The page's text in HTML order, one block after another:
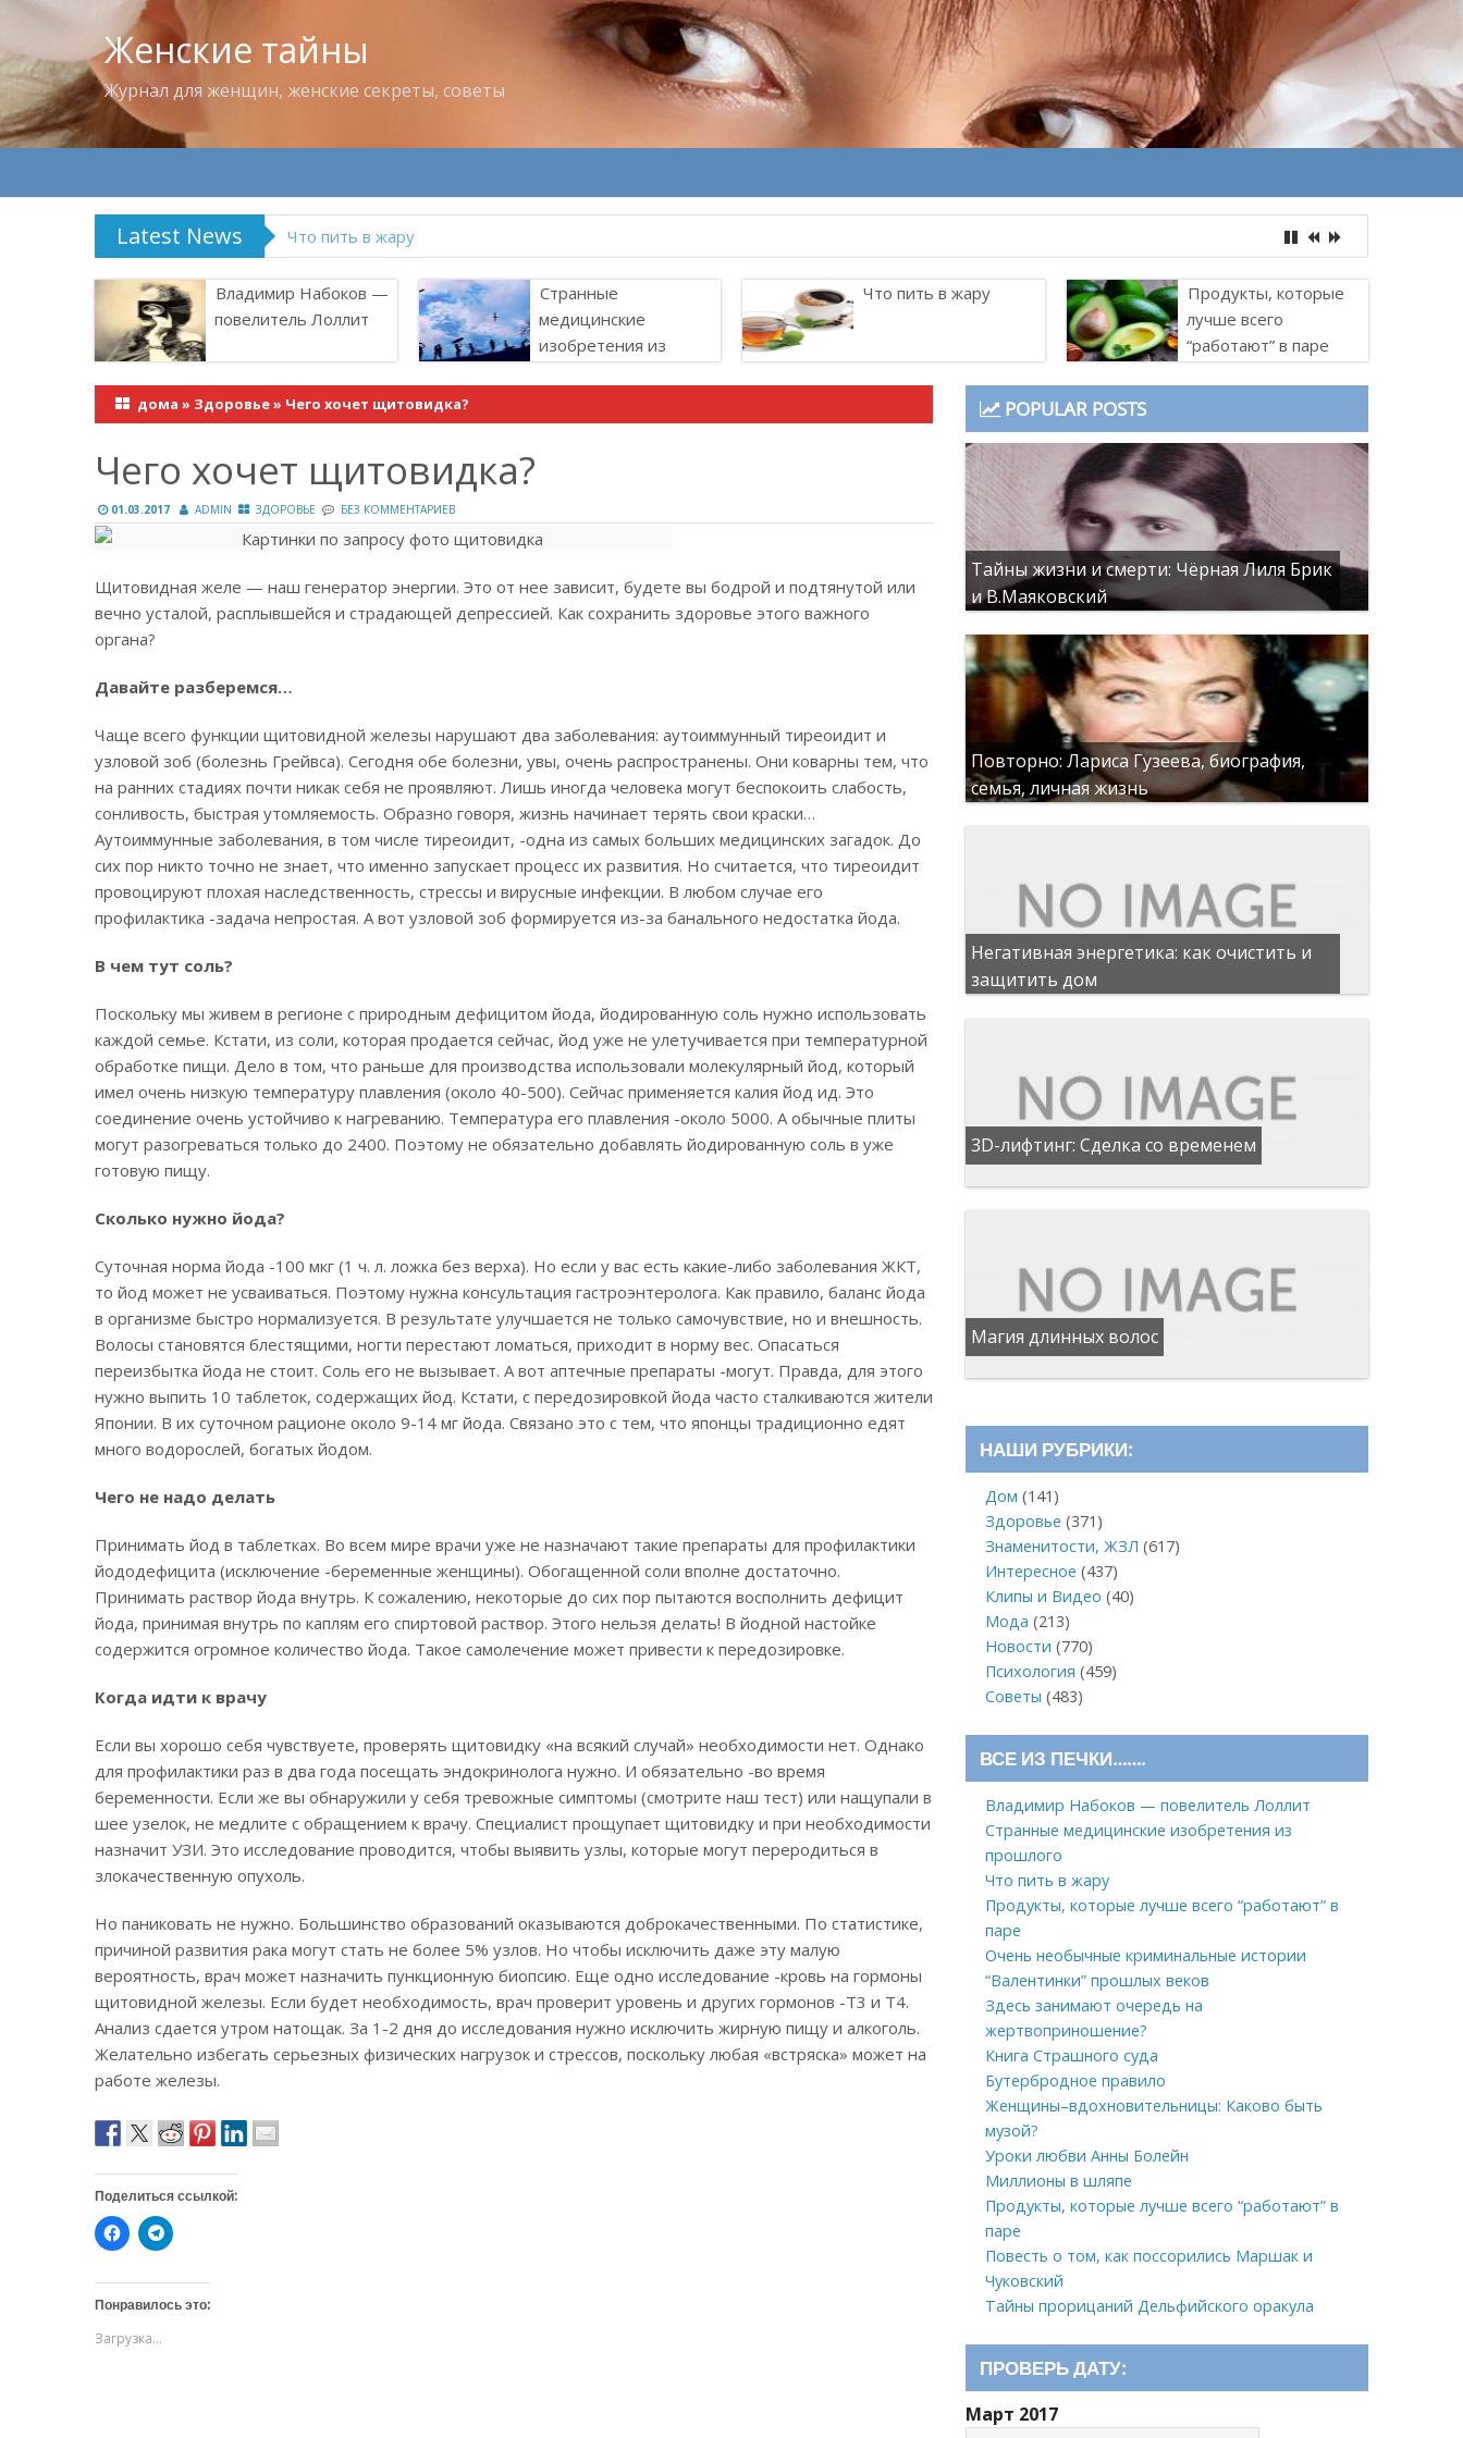
Женские тайны
Журнал для женщин, женские секреты, советы
Latest News Продукты, которые лучше всего “работают” в паре
Владимир Набоков —
повелитель Лоллит
Странные
медицинские
изобретения из
Что пить в жару
Продукты, которые
лучше всего
“работают” в паре
дома » Здоровье» Чего хочет щитовидка?
Чего хочет щитовидка?
01.03.2017 ADMIN ЗДОРОВЬЕ БЕЗ КОММЕНТАРИЕВ
Щитовидная желе — наш генератор энергии. Это от нее зависит, будете вы бодрой и подтянутой или
вечно усталой, расплывшейся и страдающей депрессией. Как сохранить здоровье этого важного
органа?
Давайте разберемся…
Чаще всего функции щитовидной железы нарушают два заболевания: аутоиммунный тиреоидит и
узловой зоб (болезнь Грейвса). Сегодня обе болезни, увы, очень распространены. Они коварны тем, что
на ранних стадиях почти никак себя не проявляют. Лишь иногда человека могут беспокоить слабость,
сонливость, быстрая утомляемость. Образно говоря, жизнь начинает терять свои краски…
Аутоиммунные заболевания, в том числе тиреоидит, -одна из самых больших медицинских загадок. До
сих пор никто точно не знает, что именно запускает процесс их развития. Но считается, что тиреоидит
провоцируют плохая наследственность, стрессы и вирусные инфекции. В любом случае его
профилактика -задача непростая. А вот узловой зоб формируется из-за банального недостатка йода.
В чем тут соль?
Поскольку мы живем в регионе с природным дефицитом йода, йодированную соль нужно использовать
каждой семье. Кстати, из соли, которая продается сейчас, йод уже не улетучивается при температурной
обработке пищи. Дело в том, что раньше для производства использовали молекулярный йод, который
имел очень низкую температуру плавления (около 40-500). Сейчас применяется калия йод ид. Это
соединение очень устойчиво к нагреванию. Температура его плавления -около 5000. А обычные плиты
могут разогреваться только до 2400. Поэтому не обязательно добавлять йодированную соль в уже
готовую пищу.
Сколько нужно йода?
Суточная норма йода -100 мкг (1 ч. л. ложка без верха). Но если у вас есть какие-либо заболевания ЖКТ,
то йод может не усваиваться. Поэтому нужна консультация гастроэнтеролога. Как правило, баланс йода
в организме быстро нормализуется. В результате улучшается не только самочувствие, но и внешность.
Волосы становятся блестящими, ногти перестают ломаться, приходит в норму вес. Опасаться
переизбытка йода не стоит. Соль его не вызывает. А вот аптечные препараты -могут. Правда, для этого
нужно выпить 10 таблеток, содержащих йод. Кстати, с передозировкой йода часто сталкиваются жители
Японии. В их суточном рационе около 9-14 мг йода. Связано это с тем, что японцы традиционно едят
много водорослей, богатых йодом.
Чего не надо делать
Принимать йод в таблетках. Во всем мире врачи уже не назначают такие препараты для профилактики
йододефицита (исключение -беременные женщины). Обогащенной соли вполне достаточно.
Принимать раствор йода внутрь. К сожалению, некоторые до сих пор пытаются восполнить дефицит
йода, принимая внутрь по каплям его спиртовой раствор. Этого нельзя делать! В йодной настойке
содержится огромное количество йода. Такое самолечение может привести к передозировке.
Когда идти к врачу
Если вы хорошо себя чувствуете, проверять щитовидку «на всякий случай» необходимости нет. Однако
для профилактики раз в два года посещать эндокринолога нужно. И обязательно -во время
беременности. Если же вы обнаружили у себя тревожные симптомы (смотрите наш тест) или нащупали в
шее узелок, не медлите с обращением к врачу. Специалист прощупает щитовидку и при необходимости
назначит УЗИ. Это исследование проводится, чтобы выявить узлы, которые могут переродиться в
злокачественную опухоль.
Но паниковать не нужно. Большинство образований оказываются доброкачественными. По статистике,
причиной развития рака могут стать не более 5% узлов. Но чтобы исключить даже эту малую
вероятность, врач может назначить пункционную биопсию. Еще одно исследование -кровь на гормоны
щитовидной железы. Если будет необходимость, врач проверит уровень и других гормонов -T3 и Т4.
Анализ сдается утром натощак. За 1-2 дня до исследования нужно исключить жирную пищу и алкоголь.
Желательно избегать серьезных физических нагрузок и стрессов, поскольку любая «встряска» может на
работе железы.
Поделиться ссылкой:
Н
а
и
т
е
ч
Н
а
и
т
е
Понравилось это:
Загрузка...
POPULAR POSTS
Тайны жизни и смерти: Чёрная Лиля Брик
и В.Маяковский
Повторно: Лариса Гузеева, биография,
семья, личная жизнь
Негативная энергетика: как очистить и
защитить дом
3D-лифтинг: Сделка со временем
Магия длинных волос
НАШИ РУБРИКИ:
Дом (141)
Здоровье (371)
Знаменитости, ЖЗЛ (617)
Интересное (437)
Клипы и Видео (40)
Мода (213)
Новости (770)
Психология (459)
Советы (483)
ВСЕ ИЗ ПЕЧКИ…….
Владимир Набоков — повелитель Лоллит
Странные медицинские изобретения из
прошлого
Что пить в жару
Продукты, которые лучше всего “работают” в
паре
Очень необычные криминальные истории
“Валентинки” прошлых веков
Здесь занимают очередь на
жертвоприношение?
Книга Страшного суда
Бутербродное правило
Женщины–вдохновительницы: Каково быть
музой?
Уроки любви Анны Болейн
Миллионы в шляпе
Продукты, которые лучше всего “работают” в
паре
Повесть о том, как поссорились Маршак и
Чуковский
Тайны прорицаний Дельфийского оракула
ПРОВЕРЬ ДАТУ:
Март 2017